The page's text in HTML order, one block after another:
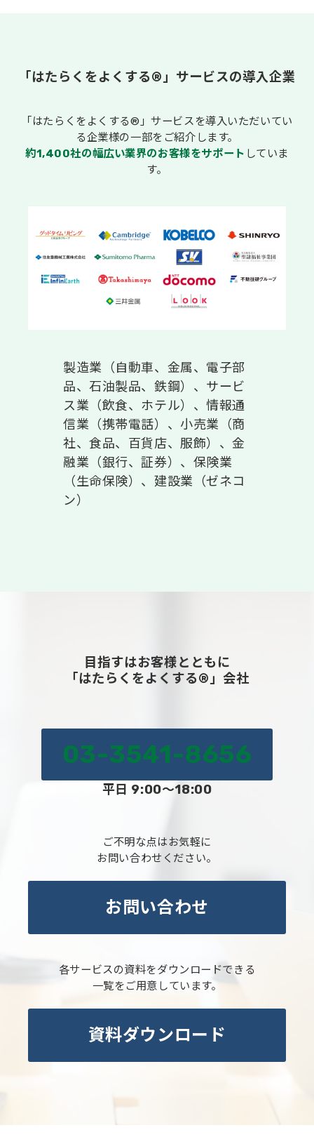
「はたらくをよくする®」サービスの導入企業
「はたらくをよくする®」サービスを導入いただいてい
る企業様の一部をご紹介します。
約1,400社の幅広い業界のお客様をサポート していま
す。
製造業（自動車、金属、電子部
品、石油製品、鉄鋼）、サービ
ス業（飲食、ホテル）、情報通
信業（携帯電話）、小売業（商
社、食品、百貨店、服飾）、金
融業（銀行、証券）、保険業
（生命保険）、建設業（ゼネコ
ン）
目指すはお客様とともに
「はたらくをよくする®」会社
03-3541-8656
平日 9:00～18:00
ご不明な点はお気軽に
お問い合わせください。
お問い合わせ
各サービスの資料をダウンロードできる
一覧をご用意しています。
資料ダウンロード